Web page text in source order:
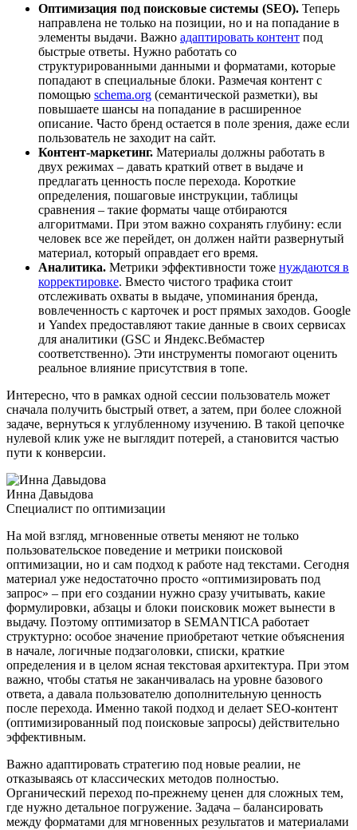
Оптимизация под поисковые системы (SEO). Теперь
направлена не только на позиции, но и на попадание в
элементы выдачи. Важно адаптировать контент под
быстрые ответы. Нужно работать со
структурированными данными и форматами, которые
попадают в специальные блоки. Размечая контент с
помощью schema.org (семантической разметки), вы
повышаете шансы на попадание в расширенное
описание. Часто бренд остается в поле зрения, даже если
пользователь не заходит на сайт.
Контент-маркетинг. Материалы должны работать в
двух режимах – давать краткий ответ в выдаче и
предлагать ценность после перехода. Короткие
определения, пошаговые инструкции, таблицы
сравнения – такие форматы чаще отбираются
алгоритмами. При этом важно сохранять глубину: если
человек все же перейдет, он должен найти развернутый
материал, который оправдает его время.
Аналитика. Метрики эффективности тоже нуждаются в
корректировке. Вместо чистого трафика стоит
отслеживать охваты в выдаче, упоминания бренда,
вовлеченность с карточек и рост прямых заходов. Google
и Yandex предоставляют такие данные в своих сервисах
для аналитики (GSC и Яндекс.Вебмастер
соответственно). Эти инструменты помогают оценить
реальное влияние присутствия в топе.
Интересно, что в рамках одной сессии пользователь может
сначала получить быстрый ответ, а затем, при более сложной
задаче, вернуться к углубленному изучению. В такой цепочке
нулевой клик уже не выглядит потерей, а становится частью
пути к конверсии.
Инна Давыдова
Специалист по оптимизации
На мой взгляд, мгновенные ответы меняют не только
пользовательское поведение и метрики поисковой
оптимизации, но и сам подход к работе над текстами. Сегодня
материал уже недостаточно просто «оптимизировать под
запрос» – при его создании нужно сразу учитывать, какие
формулировки, абзацы и блоки поисковик может вынести в
выдачу. Поэтому оптимизатор в SEMANTICA работает
структурно: особое значение приобретают четкие объяснения
в начале, логичные подзаголовки, списки, краткие
определения и в целом ясная текстовая архитектура. При этом
важно, чтобы статья не заканчивалась на уровне базового
ответа, а давала пользователю дополнительную ценность
после перехода. Именно такой подход и делает SEO-контент
(оптимизированный под поисковые запросы) действительно
эффективным.
Важно адаптировать стратегию под новые реалии, не
отказываясь от классических методов полностью.
Органический переход по-прежнему ценен для сложных тем,
где нужно детальное погружение. Задача – балансировать
между форматами для мгновенных результатов и материалами